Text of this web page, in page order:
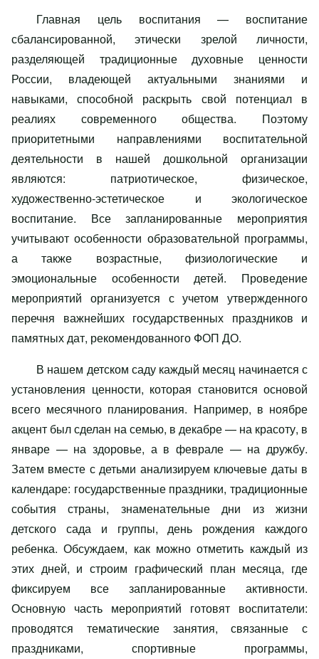
Главная цель воспитания — воспитание
сбалансированной, этически зрелой личности,
разделяющей традиционные духовные ценности
России, владеющей актуальными знаниями и
навыками, способной раскрыть свой потенциал в
реалиях современного общества. Поэтому
приоритетными направлениями воспитательной
деятельности в нашей дошкольной организации
являются: патриотическое, физическое,
художественно-эстетическое и экологическое
воспитание. Все запланированные мероприятия
учитывают особенности образовательной программы,
а также возрастные, физиологические и
эмоциональные особенности детей. Проведение
мероприятий организуется с учетом утвержденного
перечня важнейших государственных праздников и
памятных дат, рекомендованного ФОП ДО.
В нашем детском саду каждый месяц начинается с
установления ценности, которая становится основой
всего месячного планирования. Например, в ноябре
акцент был сделан на семью, в декабре — на красоту, в
январе — на здоровье, а в феврале — на дружбу.
Затем вместе с детьми анализируем ключевые даты в
календаре: государственные праздники, традиционные
события страны, знаменательные дни из жизни
детского сада и группы, день рождения каждого
ребенка. Обсуждаем, как можно отметить каждый из
этих дней, и строим графический план месяца, где
фиксируем все запланированные активности.
Основную часть мероприятий готовят воспитатели:
проводятся тематические занятия, связанные с
праздниками, спортивные программы,